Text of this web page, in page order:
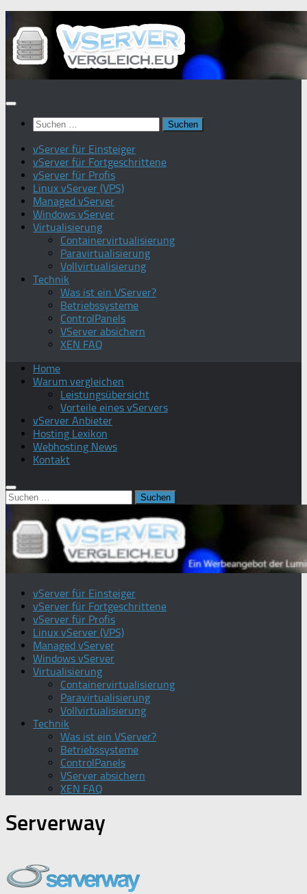
Inhalt
springen
Suchen
nach:
vServer für Einsteiger
vServer für Fortgeschrittene
vServer für Profis
Linux vServer (VPS)
Managed vServer
Windows vServer
Virtualisierung
Containervirtualisierung
Paravirtualisierung
Vollvirtualisierung
Technik
Was ist ein VServer?
Betriebssysteme
ControlPanels
VServer absichern
XEN FAQ
Home
Warum vergleichen
Leistungsübersicht
Vorteile eines vServers
vServer Anbieter
Hosting Lexikon
Webhosting News
Kontakt
Suchen
nach:
vServer für Einsteiger
vServer für Fortgeschrittene
vServer für Profis
Linux vServer (VPS)
Managed vServer
Windows vServer
Virtualisierung
Containervirtualisierung
Paravirtualisierung
Vollvirtualisierung
Technik
Was ist ein VServer?
Betriebssysteme
ControlPanels
VServer absichern
XEN FAQ
Serverway